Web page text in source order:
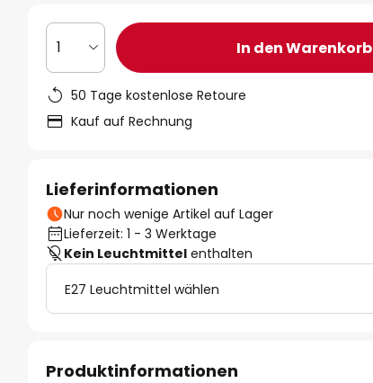
1 In den Warenkorb
50 Tage kostenlose Retoure
Kauf auf Rechnung
Lieferinformationen
Nur noch wenige Artikel auf Lager
Lieferzeit: 1 - 3 Werktage
Kein Leuchtmittel enthalten
E27 Leuchtmittel wählen
Produktinformationen